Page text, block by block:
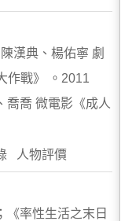
漢典、楊佑寧 劇
作戰》 。2011
喬喬 微電影《成人
人物評價
《率性生活之末日